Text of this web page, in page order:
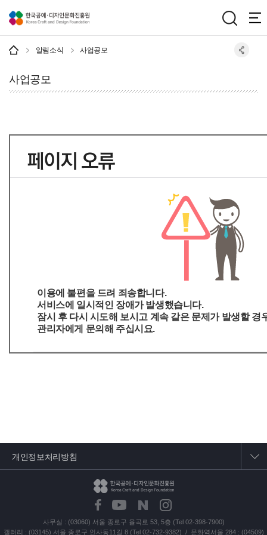
알림소식 사업공모
사업공모
이용에 불편을 드려 죄송합니다.
서비스에 일시적인 장애가 발생했습니다.
잠시 후 다시 시도해 보시고 계속 같은 문제가 발생할 경
관리자에게 문의해 주십시요.
개인정보처리방침
사무실 : (03060) 서울 종로구 율곡로 53, 5층 (Tel 02-398-7900)
갤러리 : (03145) 서울 종로구 인사동11길 8 (Tel 02-732-9382) / 문화역서울 284 : (04509)